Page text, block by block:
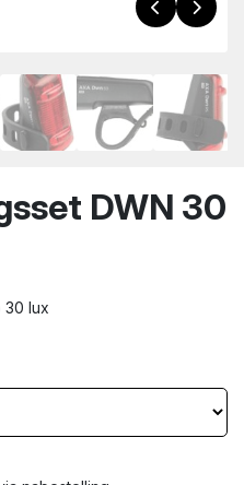
DWN 30
30 lux